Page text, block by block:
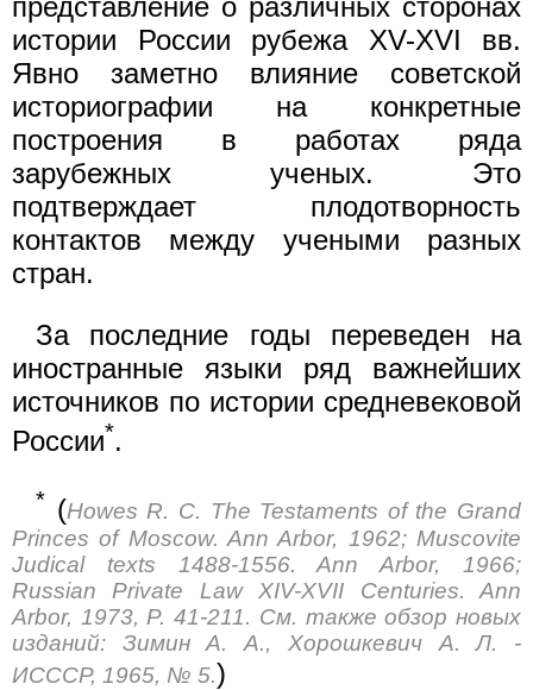
истории России рубежа XV-XVI вв.
Явно заметно влияние советской
историографии на конкретные
построения в работах ряда
зарубежных ученых. Это
подтверждает плодотворность
контактов между учеными разных
стран.
За последние годы переведен на
иностранные языки ряд важнейших
источников по истории средневековой
России*.
* (Howes R. С. The Testaments of the Grand
Princes of Moscow. Ann Arbor, 1962; Muscovite
Judical texts 1488-1556. Ann Arbor, 1966;
Russian Private Law XIV-XVII Centuries. Ann
Arbor, 1973, P. 41-211. См. также обзор новых
изданий: Зимин А. А., Хорошкевич А. Л. -
ИСССР, 1965, № 5.)